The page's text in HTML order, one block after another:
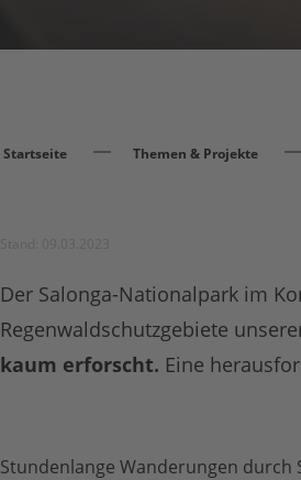
Startseite Themen & Projekte
Der Salonga-Nationalpark im
Regenwaldschutzgebiete
kaum erforscht. Eine
Stundenlange Wanderungen durch